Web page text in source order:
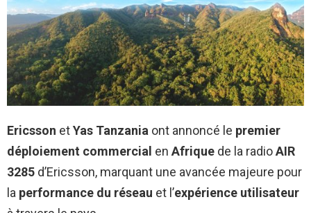
Ericsson etYas Tanzania ont annoncé le premier
déploiement commercial en Afrique de la radioAIR
3285 d’Ericsson, marquant une avancée majeure pour
la performance du réseau et l’expérience utilisateur